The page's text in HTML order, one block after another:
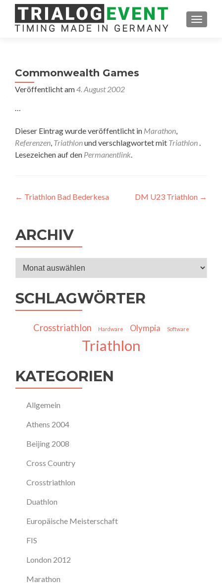
Commonwealth Games
Veröffentlicht am4. August 2002
…
Dieser Eintrag wurde veröffentlicht in Marathon,
Referenzen, Triathlonund verschlagwortet mit Triathlon .
Lesezeichen auf den Permanentlink.
Artikel-
← Triathlon Bad Bederkesa DM U23 Triathlon →
ARCHIV
Archiv
SCHLAGWÖRTER
Crosstriathlon Hardware Olympia Software
Triathlon
KATEGORIEN
Allgemein
Athens 2004
Beijing 2008
Cross Country
Crosstriathlon
Duathlon
Europäische Meisterschaft
FIS
London 2012
Marathon